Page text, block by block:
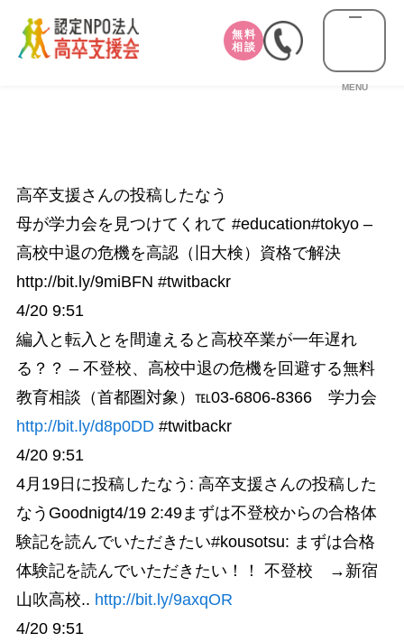
無料
相談
MENU
高卒支援さんの投稿したなう
母が学力会を見つけてくれて #education#tokyo –
高校中退の危機を高認（旧大検）資格で解決
http://bit.ly/9miBFN #twitbackr
4/20 9:51
編入と転入とを間違えると高校卒業が一年遅れ
る？？ – 不登校、高校中退の危機を回避する無料
教育相談（首都圏対象）℡03-6806-8366 学力会
http://bit.ly/d8p0DD#twitbackr
4/20 9:51
4月19日に投稿したなう: 高卒支援さんの投稿した
なうGoodnigt4/19 2:49まずは不登校からの合格体
験記を読んでいただきたい#kousotsu: まずは合格
体験記を読んでいただきたい！！ 不登校 →新宿
山吹高校.. http://bit.ly/9axqOR
4/20 9:51